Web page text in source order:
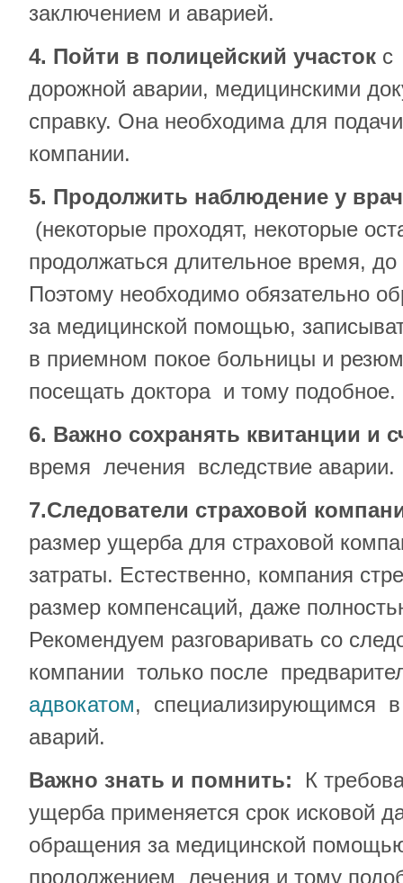
заключением и аварией.
4. Пойти в полицейский участок с
дорожной аварии, медицинскими
справку. Она необходима для
компании.
5. Продолжить наблюдение у
(некоторые проходят, некоторые
продолжаться длительное время, до
Поэтому необходимо обязательно
за медицинской помощью,
в приемном покое больницы и
посещать доктора и тому подобное.
6. Важно сохранять квитанции и
время лечения вследствие аварии.
7.Следователи страховой
размер ущерба для страховой
затраты. Естественно, компания
размер компенсаций, даже
Рекомендуем разговаривать со
компании только после
адвокатом, специализирующимся в
аварий.
Важно знать и помнить: К
ущерба применяется срок исковой
обращения за медицинской
продолжением лечения и тому